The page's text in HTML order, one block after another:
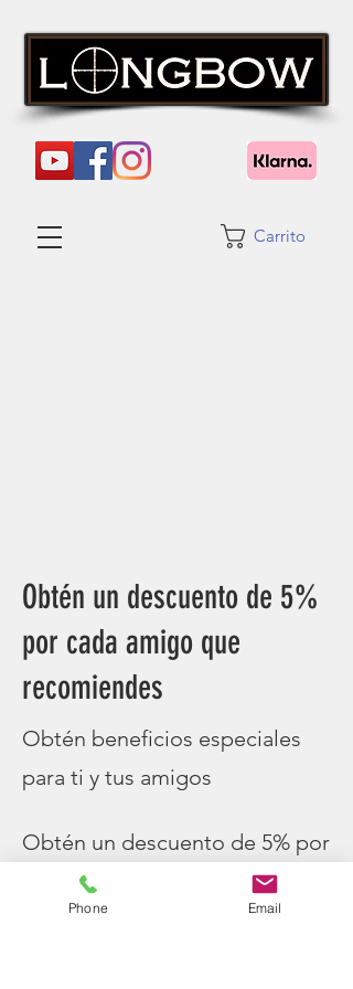
Carrito
Obtén un descuento de 5%
por cada amigo que
recomiendes
Obtén beneficios especiales
para ti y tus amigos
Obtén un descuento de 5% por
cada amigo que haga un
pedido.
Phone Email